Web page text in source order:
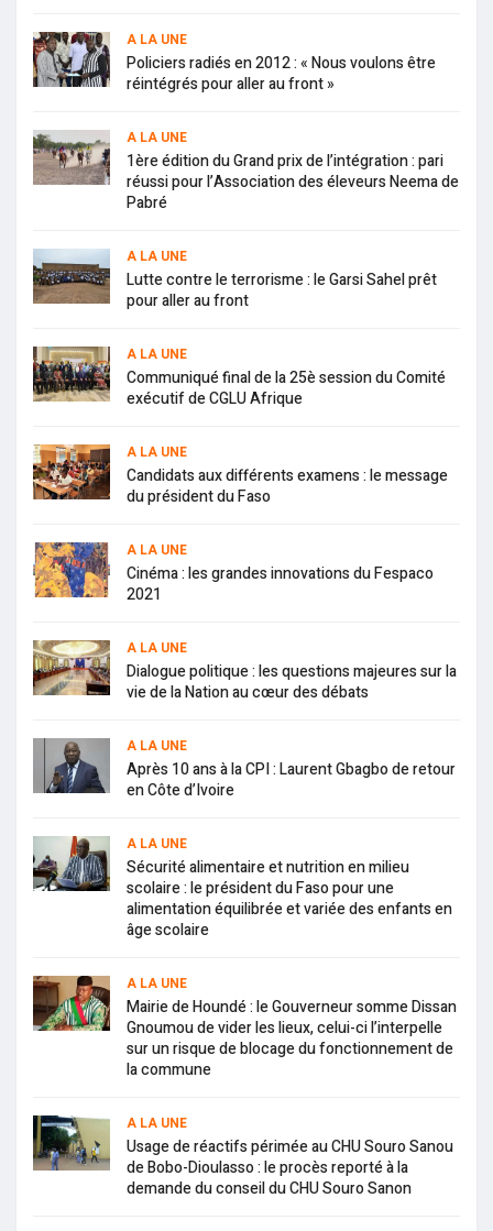
A LA UNE
Policiers radiés en 2012 : « Nous voulons être
réintégrés pour aller au front »
A LA UNE
1ère édition du Grand prix de l’intégration : pari
réussi pour l’Association des éleveurs Neema de
Pabré
A LA UNE
Lutte contre le terrorisme : le Garsi Sahel prêt
pour aller au front
A LA UNE
Communiqué final de la 25è session du Comité
exécutif de CGLU Afrique
A LA UNE
Candidats aux différents examens : le message
du président du Faso
A LA UNE
Cinéma : les grandes innovations du Fespaco
2021
A LA UNE
Dialogue politique : les questions majeures sur la
vie de la Nation au cœur des débats
A LA UNE
Après 10 ans à la CPI : Laurent Gbagbo de retour
en Côte d’Ivoire
A LA UNE
Sécurité alimentaire et nutrition en milieu
scolaire : le président du Faso pour une
alimentation équilibrée et variée des enfants en
âge scolaire
A LA UNE
Mairie de Houndé : le Gouverneur somme Dissan
Gnoumou de vider les lieux, celui-ci l’interpelle
sur un risque de blocage du fonctionnement de
la commune
A LA UNE
Usage de réactifs périmée au CHU Souro Sanou
de Bobo-Dioulasso : le procès reporté à la
demande du conseil du CHU Souro Sanon